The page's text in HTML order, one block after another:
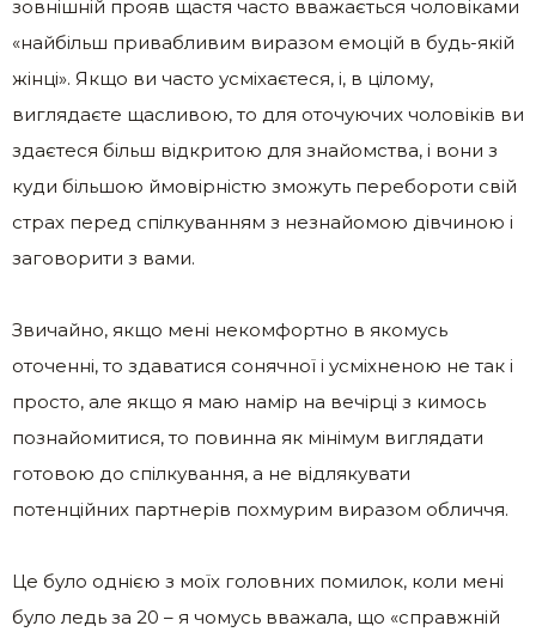
зовнішній прояв щастя часто вважається чоловіками
«найбільш привабливим виразом емоцій в будь-якій
жінці». Якщо ви часто усміхаєтеся, і, в цілому,
виглядаєте щасливою, то для оточуючих чоловіків ви
здаєтеся більш відкритою для знайомства, і вони з
куди більшою ймовірністю зможуть перебороти свій
страх перед спілкуванням з незнайомою дівчиною і
заговорити з вами.
Звичайно, якщо мені некомфортно в якомусь
оточенні, то здаватися сонячної і усміхненою не так і
просто, але якщо я маю намір на вечірці з кимось
познайомитися, то повинна як мінімум виглядати
готовою до спілкування, а не відлякувати
потенційних партнерів похмурим виразом обличчя.
Це було однією з моїх головних помилок, коли мені
було ледь за 20 – я чомусь вважала, що «справжній